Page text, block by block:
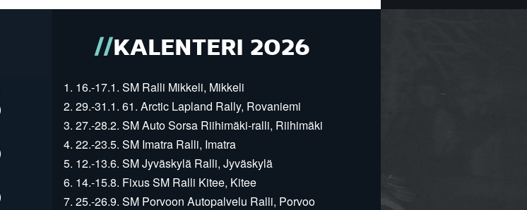
KALENTERI 2026
1. 16.-17.1. SM Ralli Mikkeli, Mikkeli
2. 29.-31.1. 61. Arctic Lapland Rally, Rovaniemi
3. 27.-28.2. SM Auto Sorsa Riihimäki-ralli, Riihimäki
4. 22.-23.5. SM Imatra Ralli, Imatra
5. 12.-13.6. SM Jyväskylä Ralli, Jyväskylä
6. 14.-15.8. Fixus SM Ralli Kitee, Kitee
7. 25.-26.9. SM Porvoon Autopalvelu Ralli, Porvoo